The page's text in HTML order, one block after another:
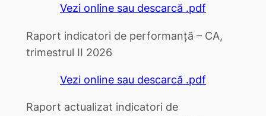
Vezi online sau descarcă .pdf
Raport indicatori de performanță – CA,
trimestrul II 2026
Vezi online sau descarcă .pdf
Raport actualizat indicatori de